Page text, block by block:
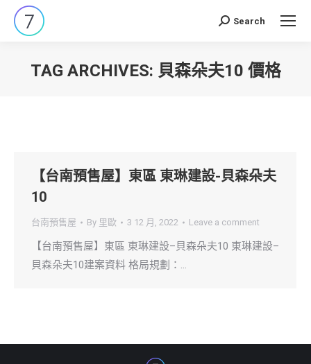
Search:
Search
TAG ARCHIVES: 貝森朵夫10 價格
【台南預售屋】東區 東琳建設-貝森朵夫
10
台南預售屋 By 里歐 3 12 月, 2022 Leave a comment
【台南預售屋】東區 東琳建設–貝森朵夫10 東琳建設–
貝森朵夫10建案資料 格局規劃：…